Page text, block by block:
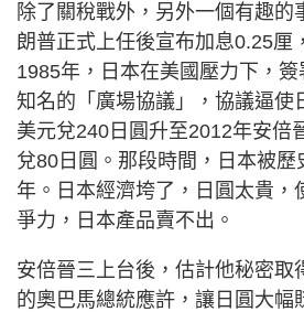
除了關稅戰外，另外一個有趣的
朗普正式上任後宣布加息0.25厘
1985年，日本在美國壓力下，
知名的「廣場協議」，協議逼使
美元兌240日圓升至2012年安倍
兌80日圓。那段時間，日本被
年。日本經濟垮了，日圓太貴，
爭力，日本產品賣不出。
安倍晉三上台後，估計他秘密取
的奧巴馬總統應許，讓日圓大幅